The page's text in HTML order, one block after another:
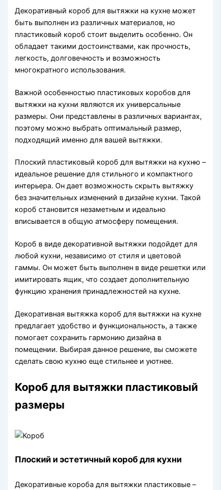
Декоративный короб для вытяжки на кухне может
быть выполнен из различных материалов, но
пластиковый короб стоит выделить особенно. Он
обладает такими достоинствами, как прочность,
легкость, долговечность и возможность
многократного использования.
Важной особенностью пластиковых коробов для
вытяжки на кухни являются их универсальные
размеры. Они представлены в различных вариантах,
поэтому можно выбрать оптимальный размер,
подходящий именно для вашей вытяжки.
Плоский пластиковый короб для вытяжки на кухню –
идеальное решение для стильного и компактного
интерьера. Он дает возможность скрыть вытяжку
без значительных изменений в дизайне кухни. Такой
короб становится незаметным и идеально
вписывается в общую атмосферу помещения.
Короб в виде декоративной вытяжки подойдет для
любой кухни, независимо от стиля и цветовой
гаммы. Он может быть выполнен в виде решетки или
имитировать ящик, что создает дополнительную
функцию хранения принадлежностей на кухне.
Декоративная вытяжка короб для вытяжки на кухне
предлагает удобство и функциональность, а также
помогает сохранить гармонию дизайна в
помещении. Выбирая данное решение, вы сможете
сделать свою кухню еще стильнее и уютнее.
Короб для вытяжки пластиковый
размеры
Плоский и эстетичный короб для кухни
Декоративные короба для вытяжки пластиковые –